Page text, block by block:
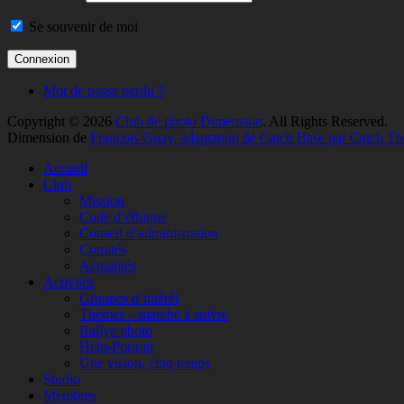
Se souvenir de moi
Mot de passe perdu ?
Copyright © 2026 Club de photo Dimension. All Rights Reserved.
Dimension de François Guay, adaptation de Catch Base par Catch
remonterAccueil
Club
Mission
Code d’éthique
Conseil d’administration
Comités
Actualités
Activités
Groupes d’intérêt
Thèmes – marche à suivre
Rallye photo
Help-Portrait
Une vision, cinq temps
Studio
Membres